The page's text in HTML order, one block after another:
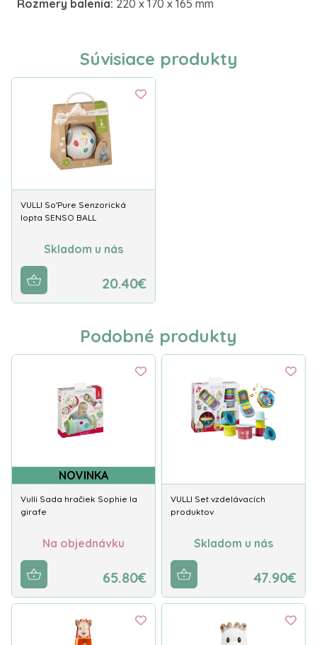
Rozmery balenia: 220 x 170 x 165 mm
Súvisiace produkty
VULLI So'Pure Senzorická
lopta SENSO BALL
Skladom u nás
20.40€
Podobné produkty
NOVINKA
Vulli Sada hračiek Sophie la
girafe
Na objednávku
65.80€
VULLI Set vzdelávacích
produktov
Skladom u nás
47.90€